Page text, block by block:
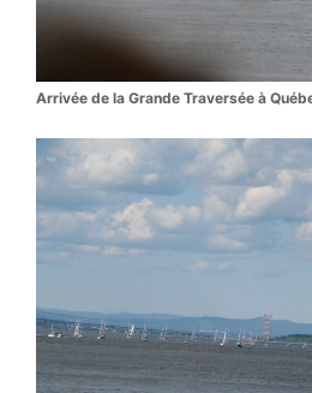
Arrivée de la Grande Traversée à